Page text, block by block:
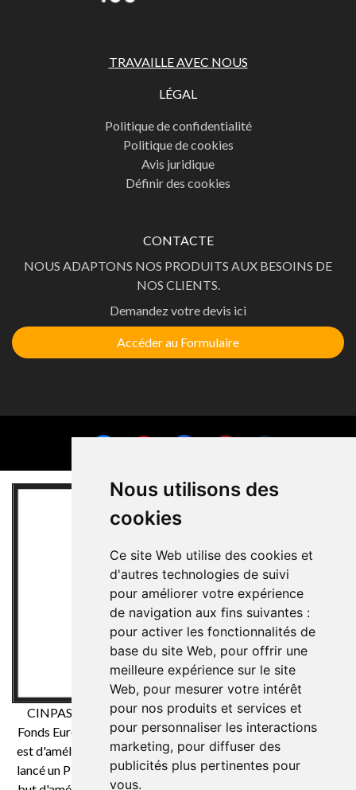
Nous utilisons des
cookies
Ce site Web utilise des cookies et
d'autres technologies de suivi
pour améliorer votre expérience
de navigation aux fins suivantes :
pour activer les fonctionnalités de
base du site Web, pour offrir une
meilleure expérience sur le site
Web, pour mesurer votre intérêt
pour nos produits et services et
pour personnaliser les interactions
marketing, pour diffuser des
publicités plus pertinentes pour
vous.
TRAVAILLE AVEC NOUS
LÉGAL
Politique de confidentialité
Politique de cookies
Avis juridique
Définir des cookies
CONTACTE
NOUS ADAPTONS NOS PRODUITS AUX BESOINS DE
NOS CLIENTS.
Demandez votre devis ici
Accéder au Formulaire
CINPASA Cintas y Pasamanería SA a été bénéficiaire du
Fonds Européen de Développement Régional dont l'objectif
est d'améliorer la compétitivité des PME et grâce auquel il a
lancé un Plan International de Marketing Numérique dans le